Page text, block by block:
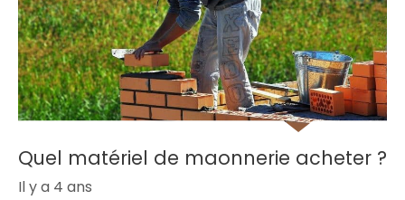
Quel matériel de maonnerie acheter ?
Il y a 4 ans